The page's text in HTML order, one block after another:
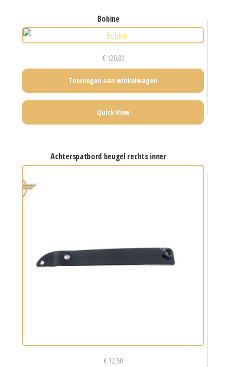
bobine
€120,00
Toevoegen aan winkelwagen
Quick View
achterspatbord beugel rechts inner
€12,50